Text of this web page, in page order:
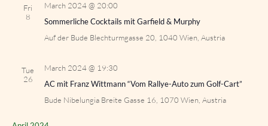
Fri
8
March 2024 @ 20:00
Sommerliche Cocktails mit Garfield & Murphy
Auf der Bude Blechturmgasse 20, 1040 Wien, Austria
Tue
26
March 2024 @ 19:30
AC mit Franz Wittmann “Vom Rallye-Auto zum Golf-Cart”
Bude Nibelungia Breite Gasse 16, 1070 Wien, Austria